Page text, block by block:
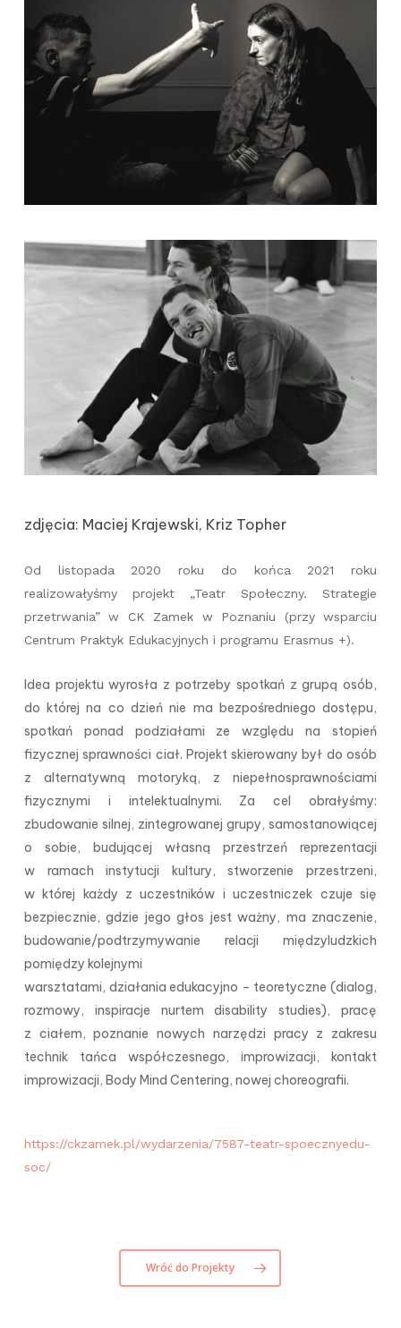
zdjęcia: Maciej Krajewski, Kriz Topher
Od listopada 2020 roku do końca 2021 roku
realizowałyśmy projekt „Teatr Społeczny. Strategie
przetrwania” w CK Zamek w Poznaniu (przy wsparciu
Centrum Praktyk Edukacyjnych i programu Erasmus +).
Idea projektu wyrosła z potrzeby spotkań z grupą osób,
do której na co dzień nie ma bezpośredniego dostępu,
spotkań ponad podziałami ze względu na stopień
fizycznej sprawności ciał. Projekt skierowany był do osób
z alternatywną motoryką, z niepełnosprawnościami
fizycznymi i intelektualnymi. Za cel obrałyśmy:
zbudowanie silnej, zintegrowanej grupy, samostanowiącej
o sobie, budującej własną przestrzeń reprezentacji
w ramach instytucji kultury, stworzenie przestrzeni,
w której każdy z uczestników i uczestniczek czuje się
bezpiecznie, gdzie jego głos jest ważny, ma znaczenie,
budowanie/podtrzymywanie relacji międzyludzkich
pomiędzy kolejnymi
warsztatami, działania edukacyjno – teoretyczne (dialog,
rozmowy, inspiracje nurtem disability studies), pracę
z ciałem, poznanie nowych narzędzi pracy z zakresu
technik tańca współczesnego, improwizacji, kontakt
improwizacji, Body Mind Centering, nowej choreografii.
https://ckzamek.pl/wydarzenia/7587-teatr-spoecznyedu-
soc/
Wróć do Projekty